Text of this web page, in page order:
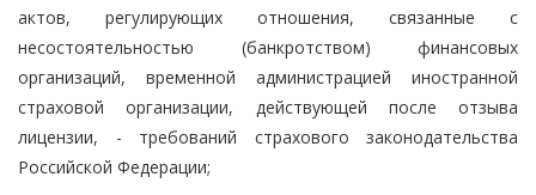
актов, регулирующих отношения, связанные с
несостоятельностью (банкротством) финансовых
организаций, временной администрацией иностранной
страховой организации, действующей после отзыва
лицензии, - требований страхового законодательства
Российской Федерации;